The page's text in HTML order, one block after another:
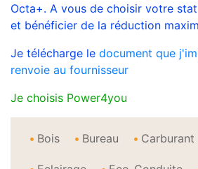
Octa+. A vous de choisir votre
et bénéficier de la réduction
Je télécharge le document que
renvoie au fournisseur
Je choisis Power4you
Bois Bureau Carburant